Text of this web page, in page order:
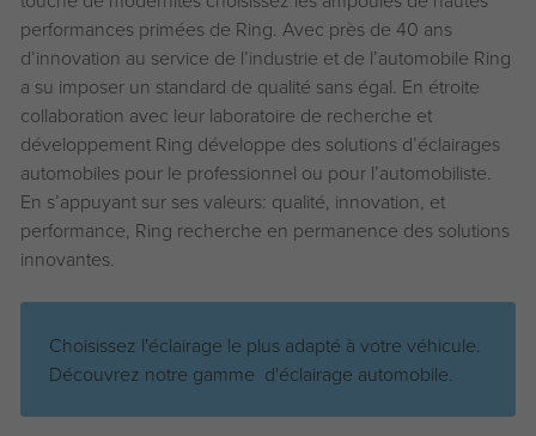
performances primées de Ring. Avec près de 40 ans
d’innovation au service de l’industrie et de l’automobile Ring
a su imposer un standard de qualité sans égal. En étroite
collaboration avec leur laboratoire de recherche et
développement Ring développe des solutions d’éclairages
automobiles pour le professionnel ou pour l’automobiliste.
En s’appuyant sur ses valeurs: qualité, innovation, et
performance, Ring recherche en permanence des solutions
innovantes.
Choisissez l'éclairage le plus adapté à votre véhicule.
Découvrez notre gamme d'éclairage automobile.